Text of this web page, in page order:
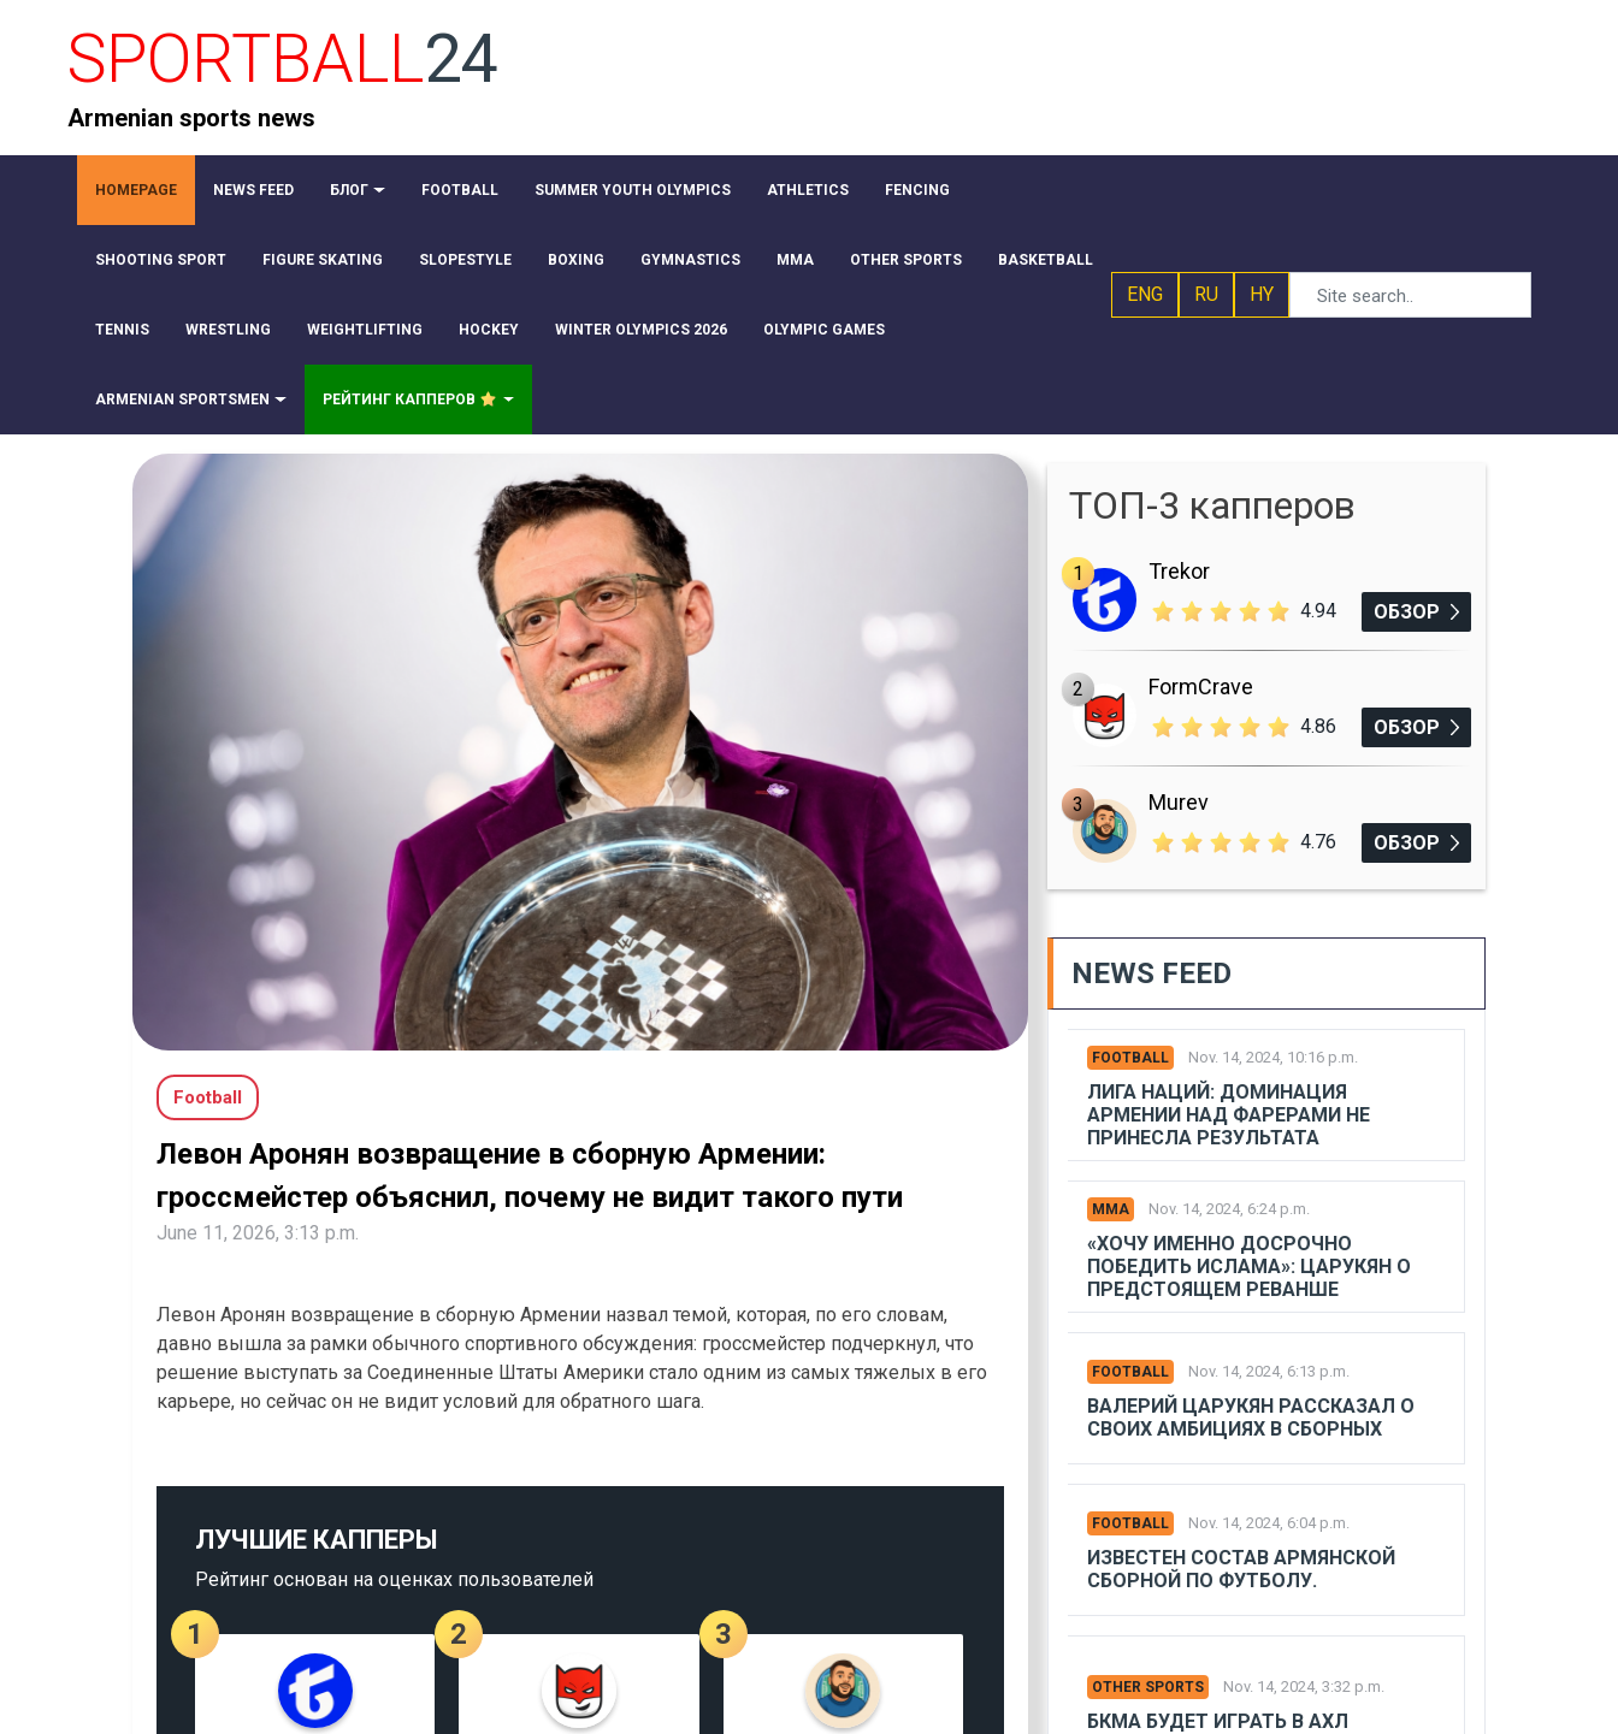
SPORTBALL24
Armenian sports news
HOMEPAGE NEWS FEED БЛОГ FOOTBALL SUMMER YOUTH OLYMPICS ATHLETICS FENCING
SHOOTING SPORT FIGURE SKATING SLOPESTYLE BOXING GYMNASTICS MMA OTHER SPORTS BASKETBALL
TENNIS WRESTLING WEIGHTLIFTING HOCKEY WINTER OLYMPICS 2026 OLYMPIC GAMES
ARMENIAN SPORTSMEN РЕЙТИНГ КАППЕРОВ
ENG RU HY
Football
Левон Аронян возвращение в сборную Армении:
гроссмейстер объяснил, почему не видит такого пути
June 11, 2026, 3:13 p.m.
Левон Аронян возвращение в сборную Армении назвал темой, которая, по его словам,
давно вышла за рамки обычного спортивного обсуждения: гроссмейстер подчеркнул, что
решение выступать за Соединенные Штаты Америки стало одним из самых тяжелых в его
карьере, но сейчас он не видит условий для обратного шага.
ЛУЧШИЕ КАППЕРЫ
Рейтинг основан на оценках пользователей
1 2 3
ТОП-3 капперов
1 Trekor
4.94 ОБЗОР
2 FormCrave
4.86 ОБЗОР
3 Murev
4.76 ОБЗОР
NEWS FEED
FOOTBALL Nov. 14, 2024, 10:16 p.m.
ЛИГА НАЦИЙ: ДОМИНАЦИЯ
АРМЕНИИ НАД ФАРЕРАМИ НЕ
ПРИНЕСЛА РЕЗУЛЬТАТА
MMA Nov. 14, 2024, 6:24 p.m.
«ХОЧУ ИМЕННО ДОСРОЧНО
ПОБЕДИТЬ ИСЛАМА»: ЦАРУКЯН О
ПРЕДСТОЯЩЕМ РЕВАНШЕ
FOOTBALL Nov. 14, 2024, 6:13 p.m.
ВАЛЕРИЙ ЦАРУКЯН РАССКАЗАЛ О
СВОИХ АМБИЦИЯХ В СБОРНЫХ
FOOTBALL Nov. 14, 2024, 6:04 p.m.
ИЗВЕСТЕН СОСТАВ АРМЯНСКОЙ
СБОРНОЙ ПО ФУТБОЛУ.
OTHER SPORTS Nov. 14, 2024, 3:32 p.m.
БКМА БУДЕТ ИГРАТЬ В АХЛ